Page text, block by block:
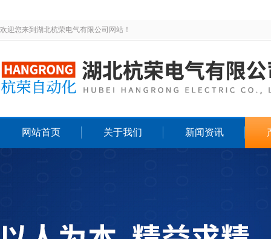
欢迎您来到湖北杭荣电气有限公司网站！
网站首页 关于我们 新闻资讯